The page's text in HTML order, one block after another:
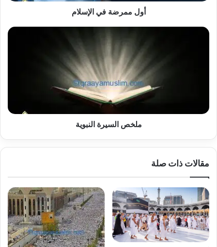
أول ممرضة في الإسلام
ملخص
ملخص السيرة النبوية
مقالات ذات صلة